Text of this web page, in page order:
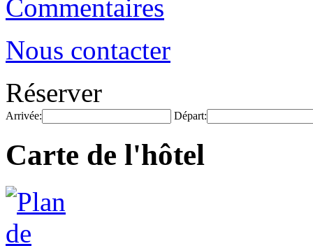
Commentaires
Nous contacter
Réserver
Arrivée: Départ:
Carte de l'hôtel